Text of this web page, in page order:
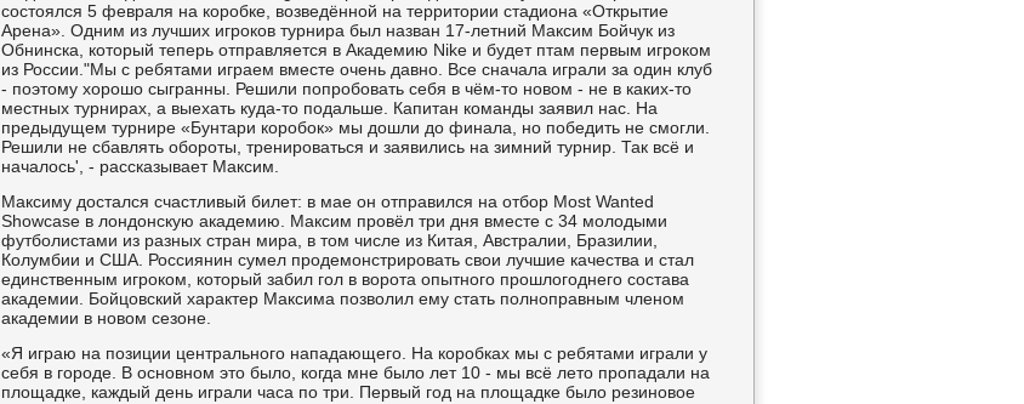
состоялся 5 февраля на коробке, возведённой на территории стадиона «Открытие
Арена». Одним из лучших игроков турнира был назван 17-летний Максим Бойчук из
Обнинска, который теперь отправляется в Академию Nike и будет птам первым игроком
из России."Мы с ребятами играем вместе очень давно. Все сначала играли за один клуб
- поэтому хорошо сыгранны. Решили попробовать себя в чём-то новом - не в каких-то
местных турнирах, а выехать куда-то подальше. Капитан команды заявил нас. На
предыдущем турнире «Бунтари коробок» мы дошли до финала, но победить не смогли.
Решили не сбавлять обороты, тренироваться и заявились на зимний турнир. Так всё и
началось', - рассказывает Максим.
Максиму достался счастливый билет: в мае он отправился на отбор Most Wanted
Showcase в лондонскую академию. Максим провёл три дня вместе с 34 молодыми
футболистами из разных стран мира, в том числе из Китая, Австралии, Бразилии,
Колумбии и США. Россиянин сумел продемонстрировать свои лучшие качества и стал
единственным игроком, который забил гол в ворота опытного прошлогоднего состава
академии. Бойцовский характер Максима позволил ему стать полноправным членом
академии в новом сезоне.
«Я играю на позиции центрального нападающего. На коробках мы с ребятами играли у
себя в городе. В основном это было, когда мне было лет 10 - мы всё лето пропадали на
площадке, каждый день играли часа по три. Первый год на площадке было резиновое